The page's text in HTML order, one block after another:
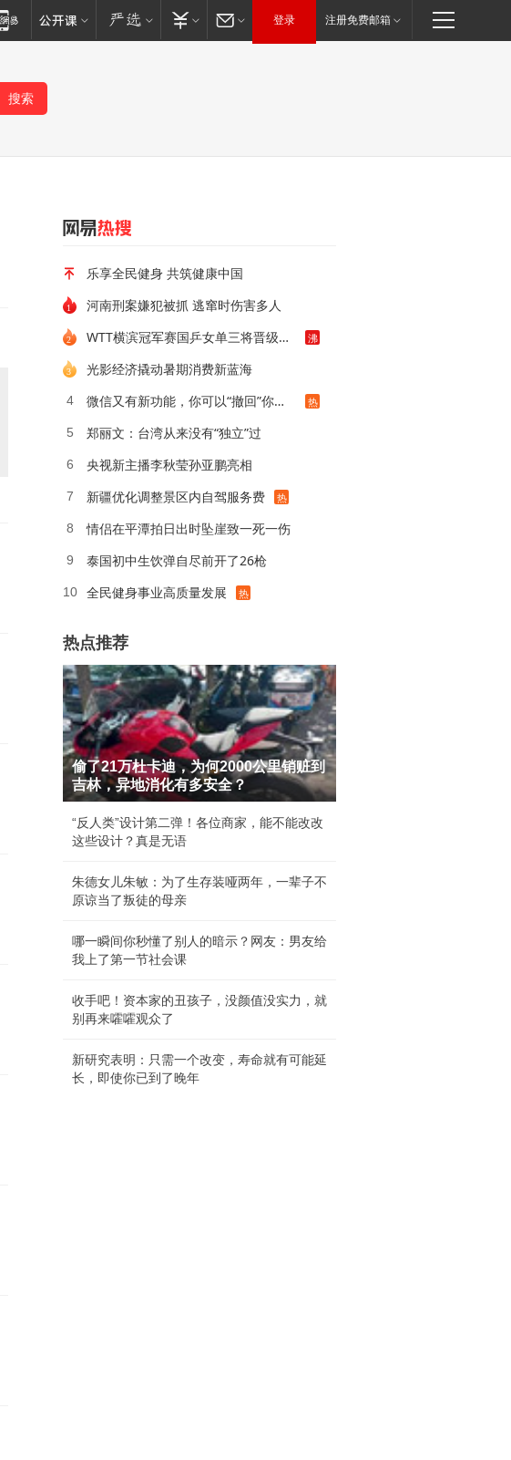
登录 注册免费邮箱
乐享全民健身 共筑健康中国
1
河南刑案嫌犯被抓 逃窜时伤害多人
2
WTT横滨冠军赛国乒女单三将晋级四强 沸
3
光影经济撬动暑期消费新蓝海
4 微信又有新功能，你可以“撤回”你的撤回了！ 热
5 郑丽文：台湾从来没有“独立”过
6 央视新主播李秋莹孙亚鹏亮相
7 新疆优化调整景区内自驾服务费 热
8 情侣在平潭拍日出时坠崖致一死一伤
9 泰国初中生饮弹自尽前开了26枪
10 全民健身事业高质量发展 热
热点推荐
偷了21万杜卡迪，为何2000公里销赃到
吉林，异地消化有多安全？
“反人类”设计第二弹！各位商家，能不能改改
这些设计？真是无语
朱德女儿朱敏：为了生存装哑两年，一辈子不
原谅当了叛徒的母亲
哪一瞬间你秒懂了别人的暗示？网友：男友给
我上了第一节社会课
收手吧！资本家的丑孩子，没颜值没实力，就
别再来嚯嚯观众了
新研究表明：只需一个改变，寿命就有可能延
长，即使你已到了晚年